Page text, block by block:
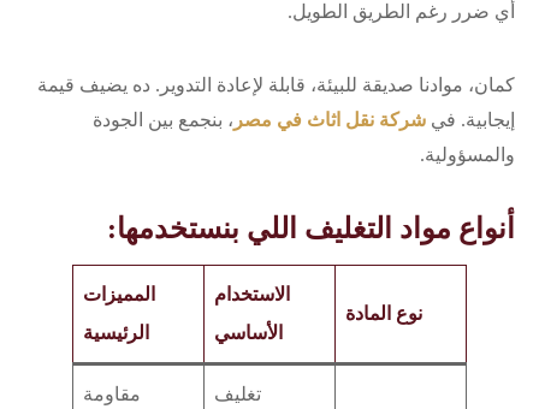
أي ضرر رغم الطريق الطويل.
كمان، موادنا صديقة للبيئة، قابلة لإعادة التدوير. ده يضيف قيمة
إيجابية. في شركة نقل اثاث في مصر ، بنجمع بين الجودة
والمسؤولية.
أنواع مواد التغليف اللي بنستخدمها:
نوع المادة
الاستخدام
الأساسي
المميزات
الرئيسية
تغليف
مقاومة